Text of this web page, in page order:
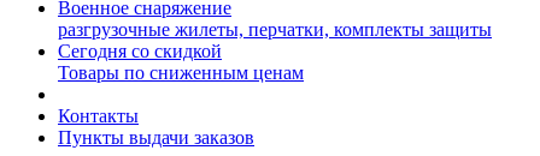
Военное снаряжение
разгрузочные жилеты, перчатки, комплекты защиты
Сегодня со скидкой
Товары по сниженным ценам
Контакты
Пункты выдачи заказов